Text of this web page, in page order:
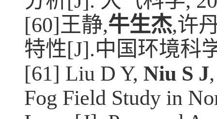
[60]王静,牛生杰,许
特性[J].中国环境科
[61] Liu D Y, Niu S J
Fog Field Study in